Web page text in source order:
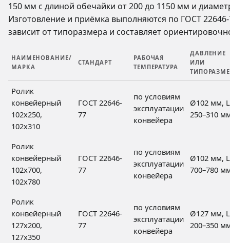
150 мм с длиной обечайки от 200 до 1150 мм и
Изготовление и приёмка выполняются по ГОСТ
зависит от типоразмера и составляет
НАИМЕНОВАНИЕ/
МАРКА
СТАНДАРТ
РАБОЧАЯ
ТЕМПЕРАТУРА
ДАВЛЕНИЕ
ИЛИ
Ролик
конвейерный
102х250,
102х310
ГОСТ 22646-
77
по условиям
эксплуатации
конвейера
Ø102 мм, L
250–310
Ролик
конвейерный
102х700,
102х780
ГОСТ 22646-
77
по условиям
эксплуатации
конвейера
Ø102 мм, L
700–780
Ролик
конвейерный
127х200,
127х350
ГОСТ 22646-
77
по условиям
эксплуатации
конвейера
Ø127 мм, L
200–350